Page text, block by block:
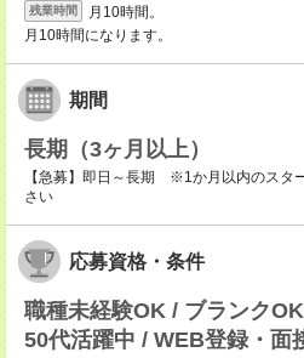
残業時間
月10時間。
月10時間になります。
期間
長期（3ヶ月以上）
【急募】即日～長期 ※1か月以内のスタ
さい
応募資格・条件
職種未経験OK / ブランク
50代活躍中 / WEB登録・面